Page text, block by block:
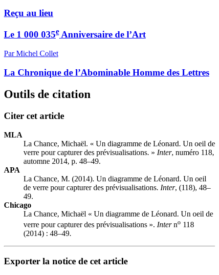
Reçu au lieu
Le 1 000 035e Anniversaire de l’Art
Par Michel Collet
La Chronique de l’Abominable Homme des Lettres
Outils de citation
Citer cet article
MLA
La Chance, Michaël. « Un diagramme de Léonard. Un oeil de
verre pour capturer des prévisualisations. » Inter, numéro 118,
automne 2014, p. 48–49.
APA
La Chance, M. (2014). Un diagramme de Léonard. Un oeil
de verre pour capturer des prévisualisations. Inter, (118), 48–
49.
Chicago
La Chance, Michaël « Un diagramme de Léonard. Un oeil de
verre pour capturer des prévisualisations ». Interno 118
(2014) : 48–49.
Exporter la notice de cet article